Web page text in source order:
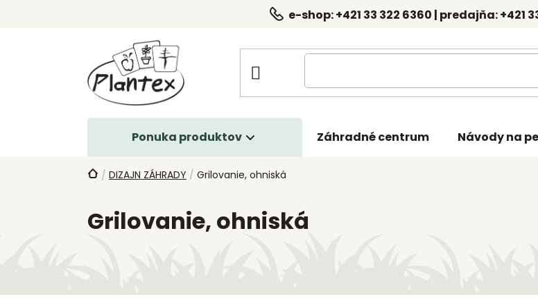
e-shop: +421 33 322 6360 | predajňa: +421
Ponuka produktov Záhradné centrum Návody na
Domov
/ DIZAJN ZÁHRADY / Grilovanie, ohniská
Grilovanie, ohniská